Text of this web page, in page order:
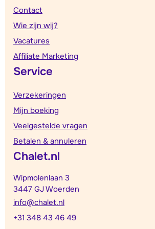
Contact
Wie zijn wij?
Vacatures
Affiliate Marketing
Service
Verzekeringen
Mijn boeking
Veelgestelde vragen
Betalen & annuleren
Chalet.nl
Wipmolenlaan 3
3447 GJ Woerden
info@chalet.nl
+31 348 43 46 49